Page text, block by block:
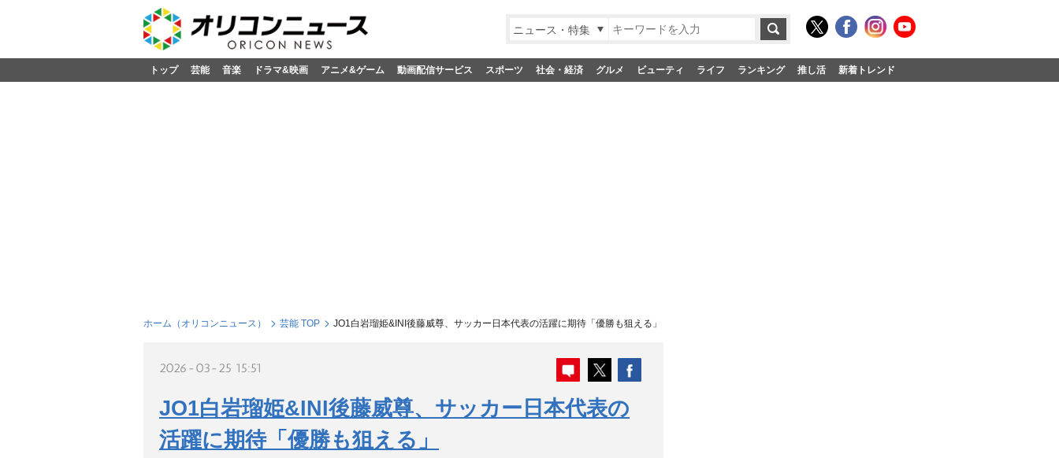
ニュース・特集
トップ 芸能 音楽 ドラマ&映画 アニメ&ゲーム 動画配信サービス スポーツ 社会・経済 グルメ ビューティ ライフ ランキング 推し活 新着トレンド
ホーム（オリコンニュース） 芸能 TOP JO1白岩瑠姫&INI後藤威尊、サッカー日本代表の活躍に期待「優勝も狙える」
2026-03-25 15:51
JO1白岩瑠姫&INI後藤威尊、サッカー日本代表の
活躍に期待「優勝も狙える」